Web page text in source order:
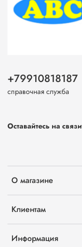
О магазине
Клиентам
Информация
+79910818187
справочная служба
Оставайтесь на связи